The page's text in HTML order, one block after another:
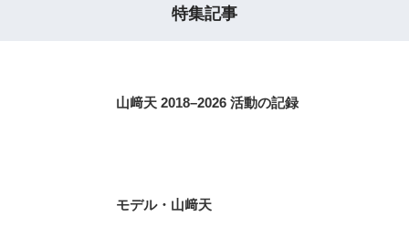
特集記事
山﨑天 2018–2026 活動の記録
モデル・山﨑天